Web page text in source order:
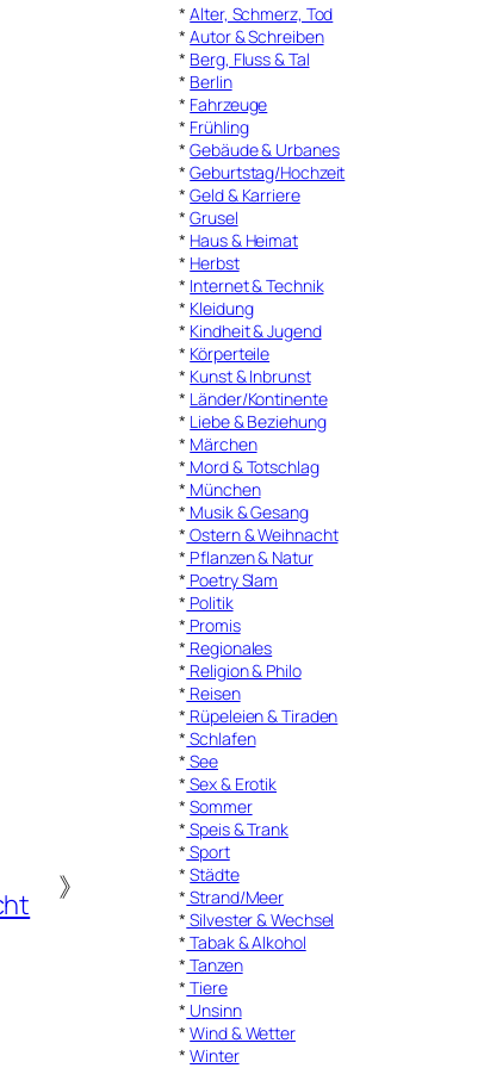
》
*Alter, Schmerz, Tod
*Autor & Schreiben
* Berg, Fluss & Tal
* Berlin
* Fahrzeuge
* Frühling
*Gebäude & Urbanes
*Geburtstag/Hochzeit
*Geld & Karriere
*Grusel
* Haus & Heimat
* Herbst
* Internet & Technik
* Kleidung
* Kindheit & Jugend
* Körperteile
* Kunst & Inbrunst
* Länder/Kontinente
* Liebe & Beziehung
* Märchen
* Mord & Totschlag
* München
* Musik & Gesang
* Ostern & Weihnacht
* Pflanzen & Natur
* Poetry Slam
* Politik
* Promis
* Regionales
* Religion & Philo
* Reisen
* Rüpeleien & Tiraden
* Schlafen
* See
* Sex & Erotik
*Sommer
* Speis & Trank
* Sport
*Städte
* Strand/Meer
* Silvester & Wechsel
* Tabak & Alkohol
* Tanzen
* Tiere
* Unsinn
*Wind & Wetter
*Winter